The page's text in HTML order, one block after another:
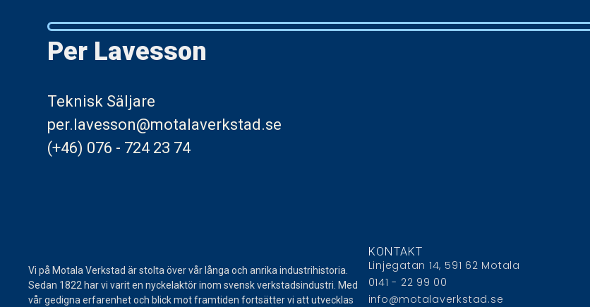
Per Lavesson
Teknisk Säljare
per.lavesson@motalaverkstad.se
(+46) 076 - 724 23 74
Vi på Motala Verkstad är stolta över vår långa och anrika industrihistoria.
Sedan 1822 har vi varit en nyckelaktör inom svensk verkstadsindustri. Med
vår gedigna erfarenhet och blick mot framtiden fortsätter vi att utvecklas
KONTAKT
Linjegatan 14, 591 62 Motala
0141 - 22 99 00
info@motalaverkstad.se